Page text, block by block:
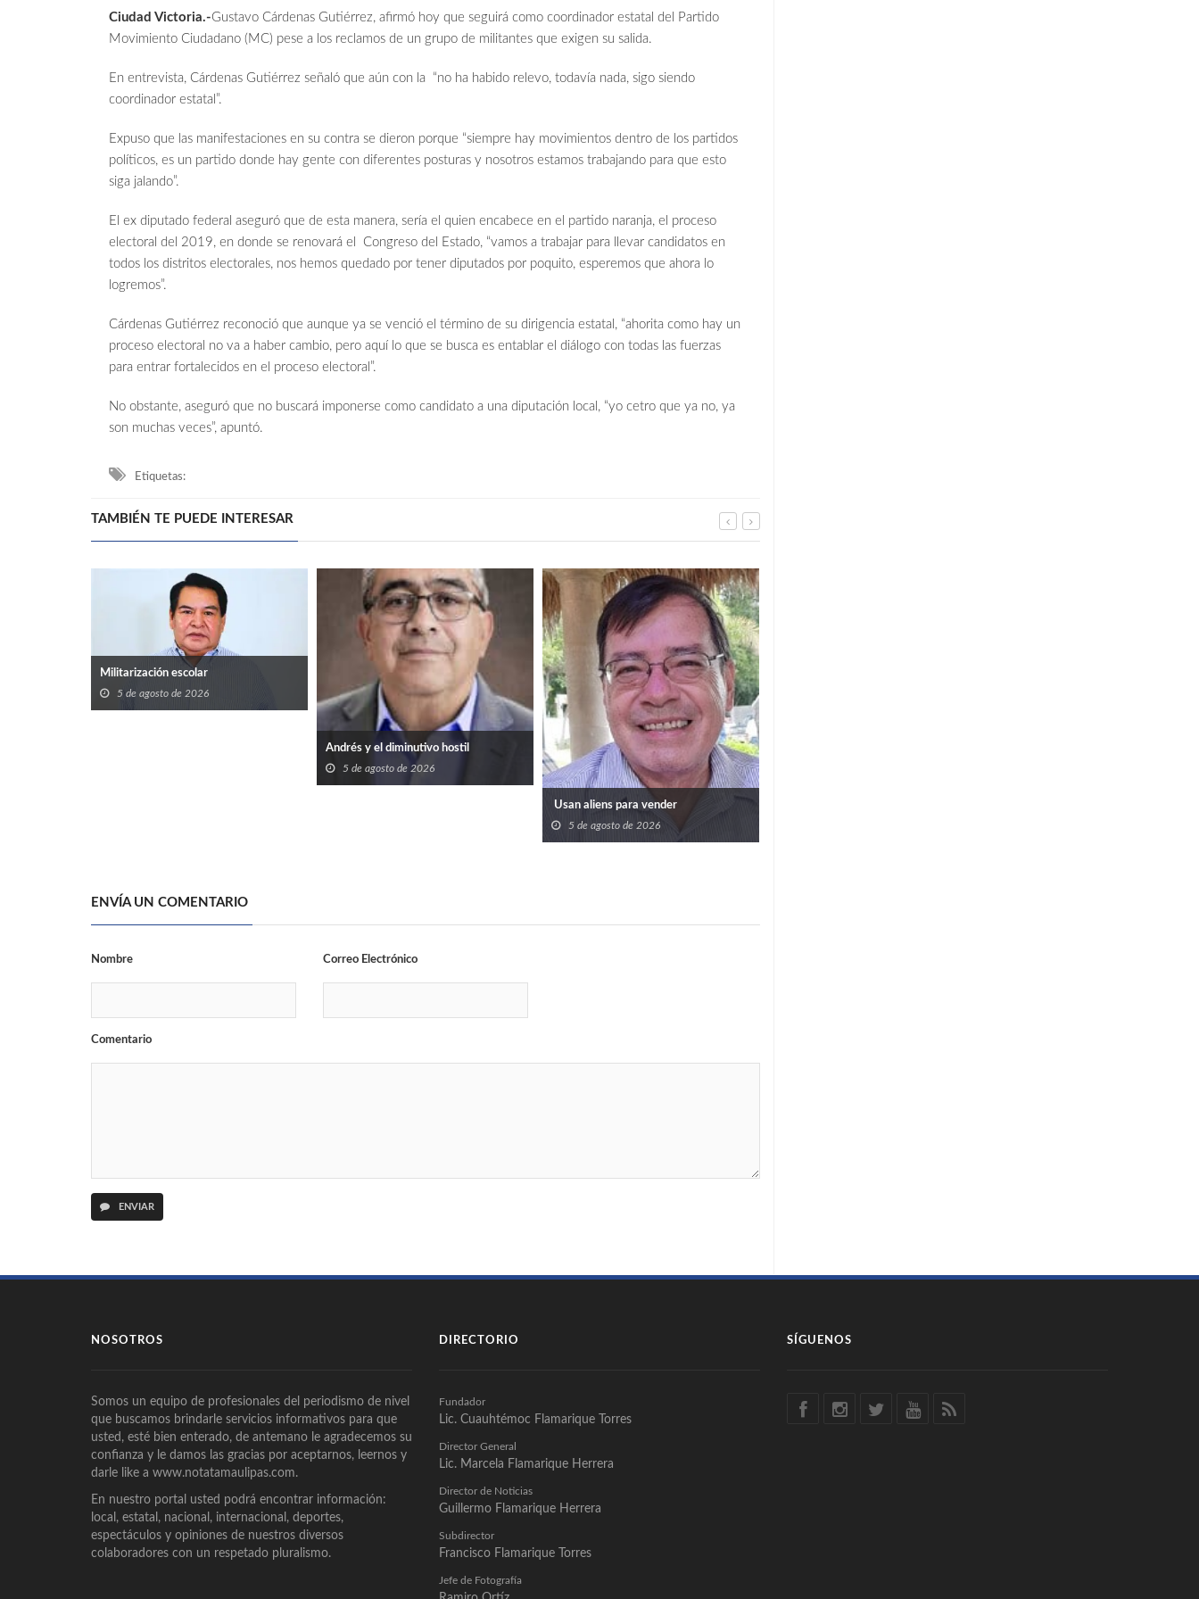
Ciudad Victoria.-Gustavo Cárdenas Gutiérrez, afirmó hoy que seguirá como coordinador estatal del Partido
Movimiento Ciudadano (MC) pese a los reclamos de un grupo de militantes que exigen su salida.
En entrevista, Cárdenas Gutiérrez señaló que aún con la “no ha habido relevo, todavía nada, sigo siendo
coordinador estatal”.
Expuso que las manifestaciones en su contra se dieron porque “siempre hay movimientos dentro de los partidos
políticos, es un partido donde hay gente con diferentes posturas y nosotros estamos trabajando para que esto
siga jalando”.
El ex diputado federal aseguró que de esta manera, sería el quien encabece en el partido naranja, el proceso
electoral del 2019, en donde se renovará el Congreso del Estado, “vamos a trabajar para llevar candidatos en
todos los distritos electorales, nos hemos quedado por tener diputados por poquito, esperemos que ahora lo
logremos”.
Cárdenas Gutiérrez reconoció que aunque ya se venció el término de su dirigencia estatal, “ahorita como hay un
proceso electoral no va a haber cambio, pero aquí lo que se busca es entablar el diálogo con todas las fuerzas
para entrar fortalecidos en el proceso electoral”.
No obstante, aseguró que no buscará imponerse como candidato a una diputación local, “yo cetro que ya no, ya
son muchas veces”, apuntó.
Etiquetas:
TAMBIÉN TE PUEDE INTERESAR
Militarización escolar
5 de agosto de 2026
Andrés y el diminutivo hostil
5 de agosto de 2026
Usan aliens para vender
5 de agosto de 2026
ENVÍA UN COMENTARIO
Nombre Correo Electrónico
Comentario
ENVIAR
NOSOTROS
Somos un equipo de profesionales del periodismo de nivel
que buscamos brindarle servicios informativos para que
usted, esté bien enterado, de antemano le agradecemos su
confianza y le damos las gracias por aceptarnos, leernos y
darle like a www.notatamaulipas.com.
En nuestro portal usted podrá encontrar información:
local, estatal, nacional, internacional, deportes,
espectáculos y opiniones de nuestros diversos
colaboradores con un respetado pluralismo.
DIRECTORIO
Fundador
Lic. Cuauhtémoc Flamarique Torres
Director General
Lic. Marcela Flamarique Herrera
Director de Noticias
Guillermo Flamarique Herrera
Subdirector
Francisco Flamarique Torres
Jefe de Fotografía
SÍGUENOS